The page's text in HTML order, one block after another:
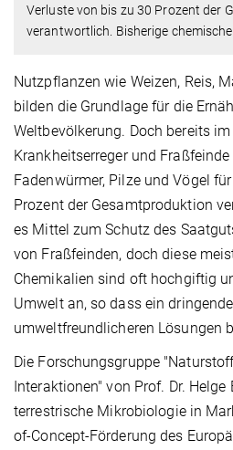
Verluste von bis zu 30 Prozent der
verantwortlich. Bisherige chemische
Nutzpflanzen wie Weizen, Reis,
bilden die Grundlage für die
Weltbevölkerung. Doch bereits
Krankheitserreger und
Fadenwürmer, Pilze und Vögel
Prozent der Gesamtproduktion
es Mittel zum Schutz des
von Fraßfeinden, doch diese
Chemikalien sind oft hochgiftig
Umwelt an, so dass ein
umweltfreundlicheren Lösungen
Die Forschungsgruppe
Interaktionen" von Prof. Dr.
terrestrische Mikrobiologie in
of-Concept-Förderung des